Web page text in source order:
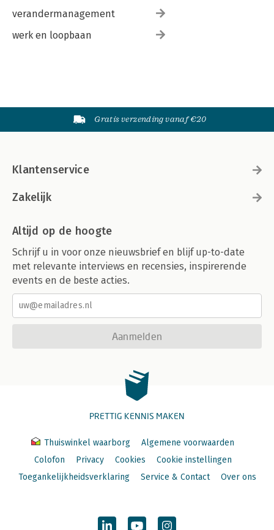
verandermanagement
werk en loopbaan
Gratis verzending vanaf €20
Klantenservice
Zakelijk
Altijd op de hoogte
Schrijf u in voor onze nieuwsbrief en blijf up-to-date
met relevante interviews en recensies, inspirerende
events en de beste acties.
Aanmelden
PRETTIG KENNIS MAKEN
Thuiswinkel waarborg
Algemene voorwaarden
Colofon
Privacy Cookies
Cookie instellingen
Toegankelijkheidsverklaring
Service & Contact Over ons